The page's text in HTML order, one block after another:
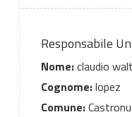
Responsabile
Nome:claudio
Cognome:lopez
Comune: